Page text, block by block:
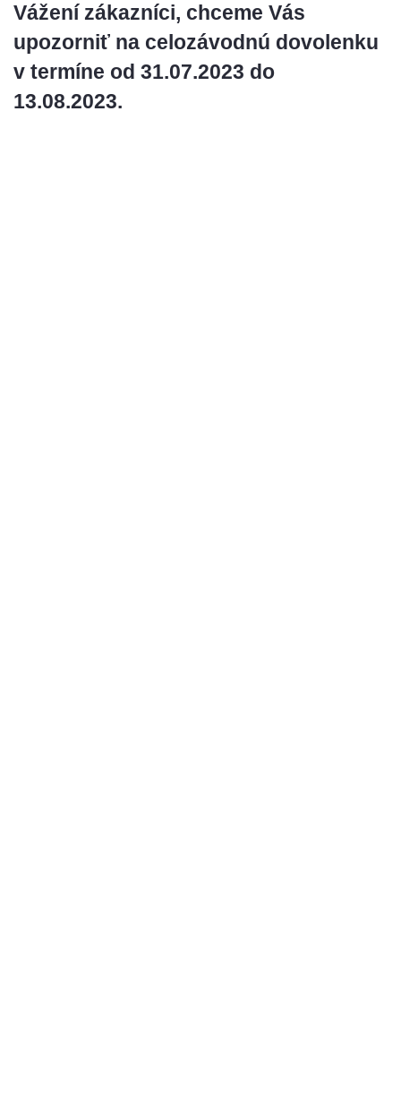
Vážení zákazníci, chceme Vás
upozorniť na celozávodnú dovolenku
v termíne od 31.07.2023 do
13.08.2023.